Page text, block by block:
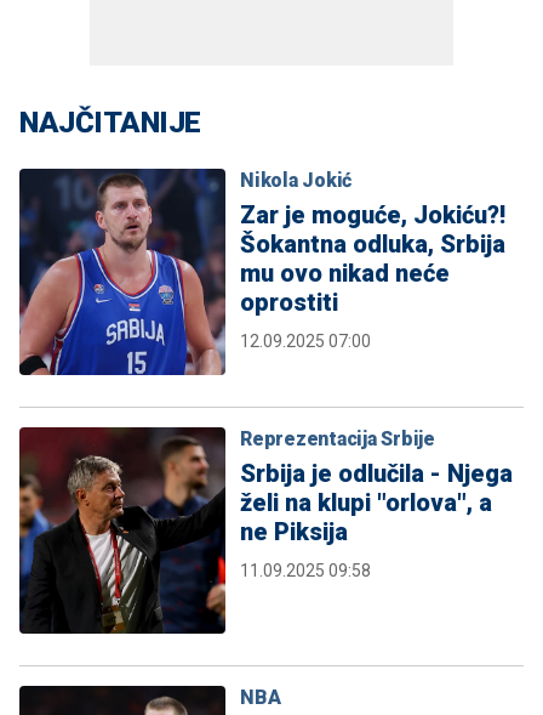
NAJČITANIJE
Nikola Jokić
Zar je moguće, Jokiću?!
Šokantna odluka, Srbija
mu ovo nikad neće
oprostiti
12.09.2025 07:00
Reprezentacija Srbije
Srbija je odlučila - Njega
želi na klupi "orlova", a
ne Piksija
11.09.2025 09:58
NBA